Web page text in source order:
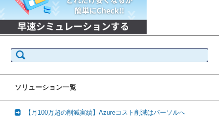
索:
ソリューション一覧
【月100万超の削減実績】Azureコスト削減はパーソルへ